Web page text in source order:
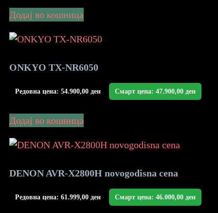
Додај во кошница
ONKYO TX-NR6050
Редовна цена: 54.900,00 ден Смарт цена: 47.900,00 ден
Додај во кошница
DENON AVR-X2800H novogodisna cena
Редовна цена: 61.999,00 ден Смарт цена: 46.000,00 ден